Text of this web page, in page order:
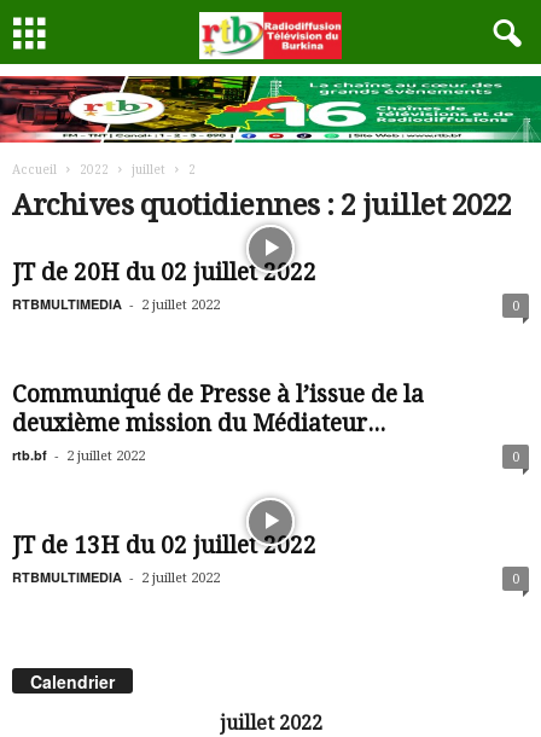
Accueil 2022 juillet 2
Archives quotidiennes : 2 juillet 2022
JT de 20H du 02 juillet 2022
RTBMULTIMEDIA - 2 juillet 2022 0
Communiqué de Presse à l’issue de la
deuxième mission du Médiateur...
rtb.bf - 2 juillet 2022 0
JT de 13H du 02 juillet 2022
RTBMULTIMEDIA - 2 juillet 2022 0
Calendrier
juillet 2022